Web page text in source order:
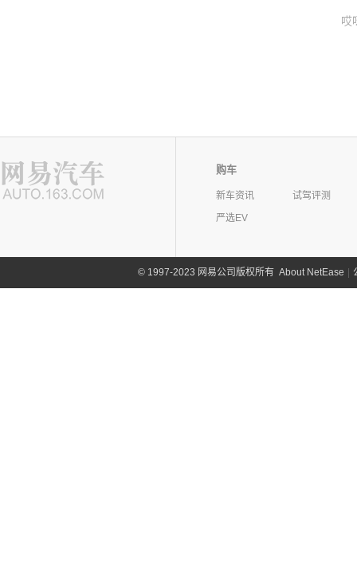
哎
购车
新车资讯
试驾评测
严选EV
©1997-2023 网易公司版权所有 About NetEase